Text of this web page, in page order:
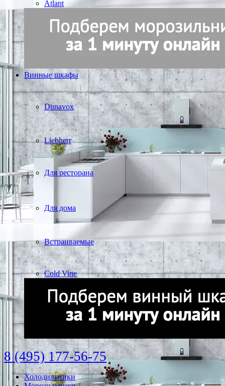
Atlant
Винные шкафы
Dunavox
Liebherr
Для ресторана
Для дома
Встраиваемые
Cold Vine
8 (495) 177-56-75
Холодильники